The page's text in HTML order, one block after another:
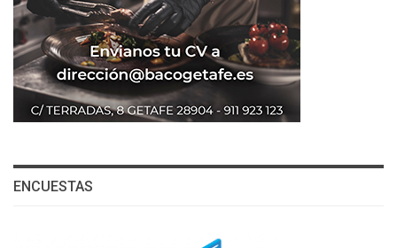
ENCUESTAS